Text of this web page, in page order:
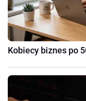
Kobiecy biznes po